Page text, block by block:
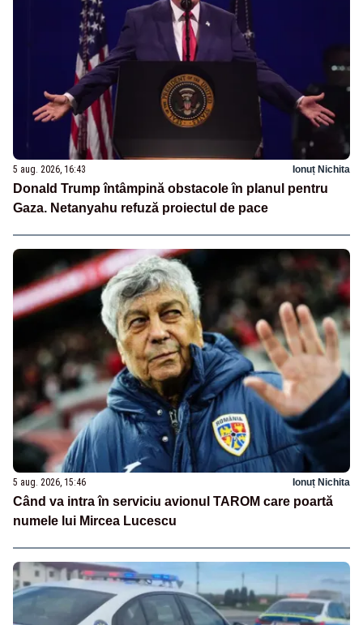
5 aug. 2026, 16:43 Ionuț Nichita
Donald Trump întâmpină obstacole în planul pentru
Gaza. Netanyahu refuză proiectul de pace
5 aug. 2026, 15:46 Ionuț Nichita
Când va intra în serviciu avionul TAROM care poartă
numele lui Mircea Lucescu